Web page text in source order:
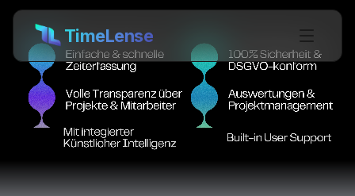
TimeLense